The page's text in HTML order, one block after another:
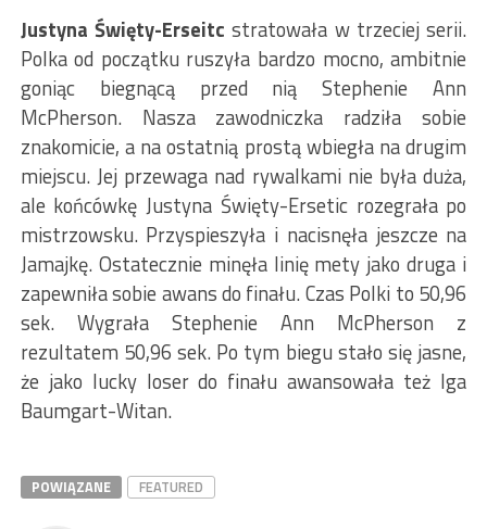
Justyna Święty-Erseitc stratowała w trzeciej serii.
Polka od początku ruszyła bardzo mocno, ambitnie
goniąc biegnącą przed nią Stephenie Ann
McPherson. Nasza zawodniczka radziła sobie
znakomicie, a na ostatnią prostą wbiegła na drugim
miejscu. Jej przewaga nad rywalkami nie była duża,
ale końcówkę Justyna Święty-Ersetic rozegrała po
mistrzowsku. Przyspieszyła i nacisnęła jeszcze na
Jamajkę. Ostatecznie minęła linię mety jako druga i
zapewniła sobie awans do finału. Czas Polki to 50,96
sek. Wygrała Stephenie Ann McPherson z
rezultatem 50,96 sek. Po tym biegu stało się jasne,
że jako lucky loser do finału awansowała też Iga
Baumgart-Witan.
POWIĄZANE FEATURED